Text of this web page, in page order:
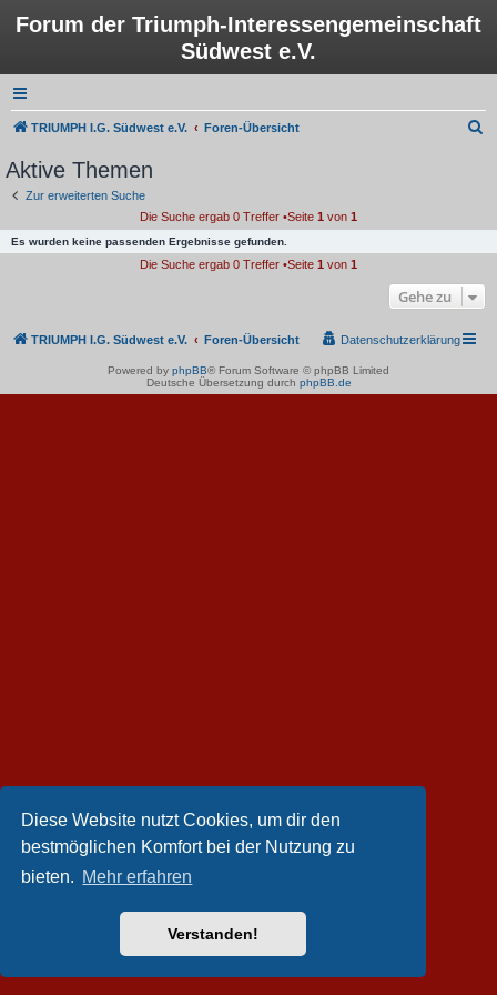
Diese Website nutzt Cookies, um dir den
bestmöglichen Komfort bei der Nutzung zu
bieten. Mehr erfahren
Verstanden!
Forum der Triumph-Interessengemeinschaft
Südwest e.V.
TRIUMPH I.G. Südwest e.V. Foren-Übersicht
e
Aktive Themen
Zur erweiterten Suche
Die Suche ergab 0 Treffer •Seite 1 von 1
Es wurden keine passenden Ergebnisse gefunden.
Die Suche ergab 0 Treffer •Seite 1 von 1
Gehe zu
TRIUMPH I.G. Südwest e.V. Foren-Übersicht Datenschutzerklärung
Powered by phpBB® Forum Software © phpBB Limited
Deutsche Übersetzung durch phpBB.de